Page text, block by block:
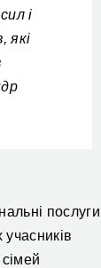
і
які
послуги